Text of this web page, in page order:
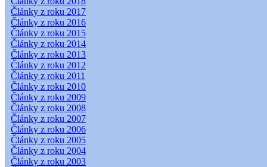
Články z roku 2017
Články z roku 2016
Články z roku 2015
Články z roku 2014
Články z roku 2013
Články z roku 2012
Články z roku 2011
Články z roku 2010
Články z roku 2009
Články z roku 2008
Články z roku 2007
Články z roku 2006
Články z roku 2005
Články z roku 2004
Články z roku 2003